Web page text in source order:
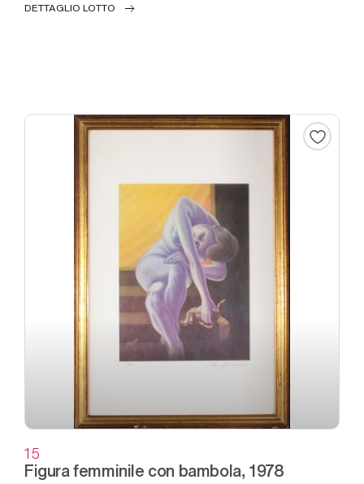
DETTAGLIO LOTTO
15
Figura femminile con bambola, 1978